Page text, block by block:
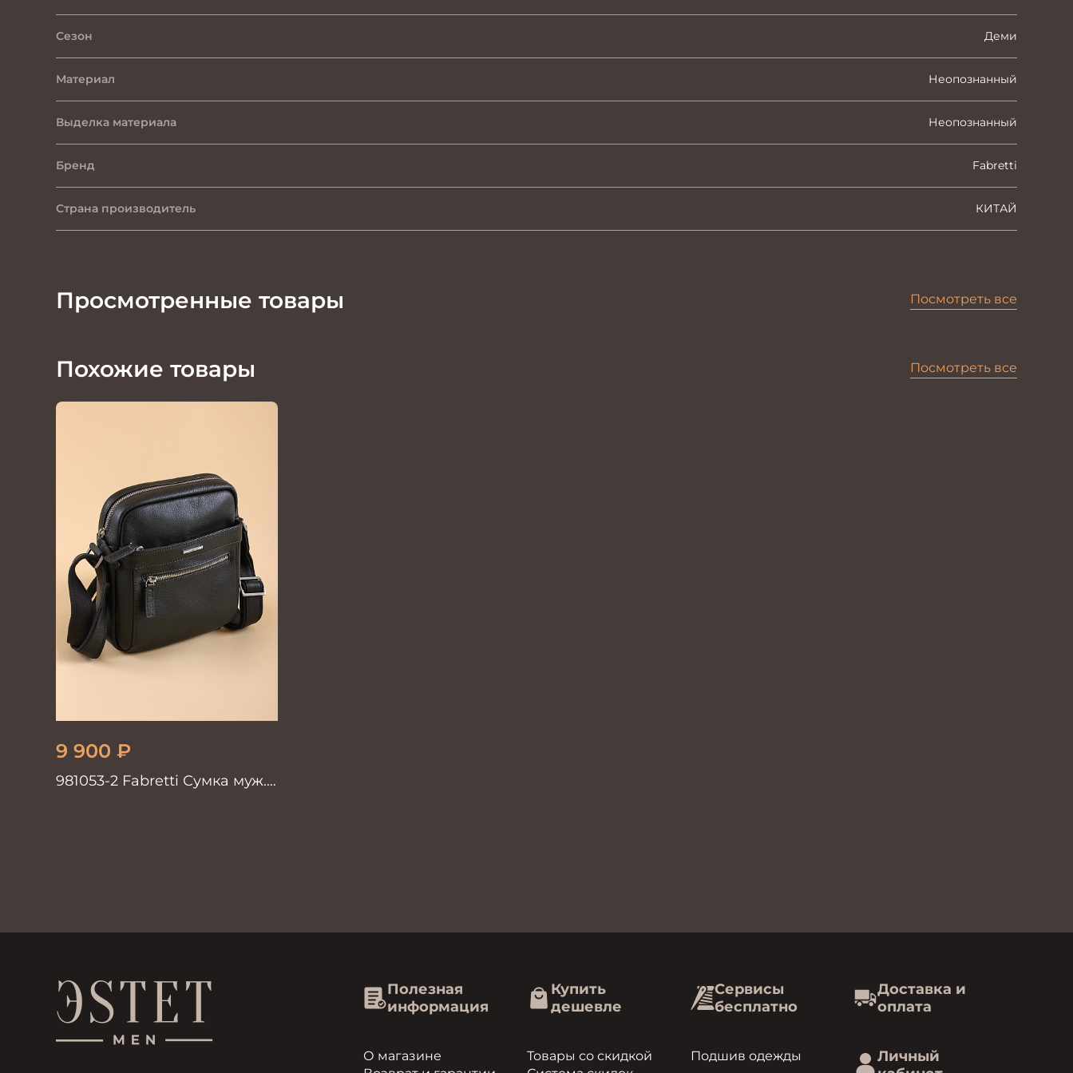
Сезон Деми
Материал Неопознанный
Выделка материала Неопознанный
Бренд Fabretti
Страна производитель КИТАЙ
Просмотренные товары Посмотреть все
Похожие товары Посмотреть все
9 900 ₽
981053-2 Fabretti Сумка муж.
Полезная
информация
О магазине
Купить
дешевле
Товары со скидкой
Сервисы
бесплатно
Подшив одежды
Доставка и
оплата
Личный